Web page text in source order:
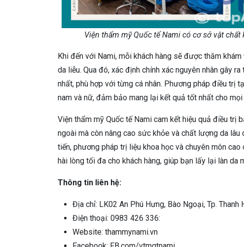
Viện thẩm mỹ Quốc tế Nami có cơ sở vật
Khi đến với Nami, mỗi khách hàng sẽ được thăm
da liễu. Qua đó, xác định chính xác nguyên nhân gây
nhất, phù hợp với từng cá nhân. Phương pháp điều trị
nam và nữ, đảm bảo mang lại kết quả tốt nhất cho mọi
Viện thẩm mỹ Quốc tế Nami cam kết hiệu quả điều trị
ngoài mà còn nâng cao sức khỏe và chất lượng da
tiến, phương pháp trị liệu khoa học và chuyên môn
hài lòng tối đa cho khách hàng, giúp bạn lấy lại làn da
Thông tin liên hệ:
Địa chỉ: LK02 An Phú Hưng, Bào Ngoại, Tp. Thanh
Điện thoại: 0983 426 336:
Website: thammynami.vn